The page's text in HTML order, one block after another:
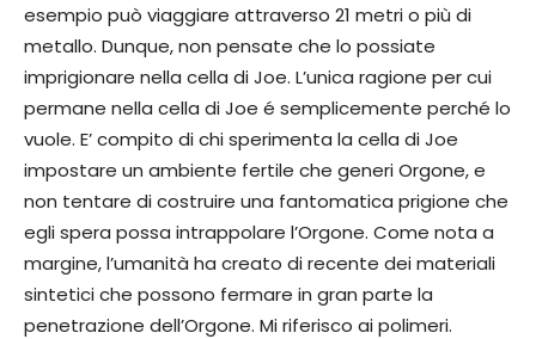
esempio può viaggiare attraverso 21 metri o più di
metallo. Dunque, non pensate che lo possiate
imprigionare nella cella di Joe. L’unica ragione per cui
permane nella cella di Joe é semplicemente perché lo
vuole. E’ compito di chi sperimenta la cella di Joe
impostare un ambiente fertile che generi Orgone, e
non tentare di costruire una fantomatica prigione che
egli spera possa intrappolare l’Orgone. Come nota a
margine, l’umanità ha creato di recente dei materiali
sintetici che possono fermare in gran parte la
penetrazione dell’Orgone. Mi riferisco ai polimeri.